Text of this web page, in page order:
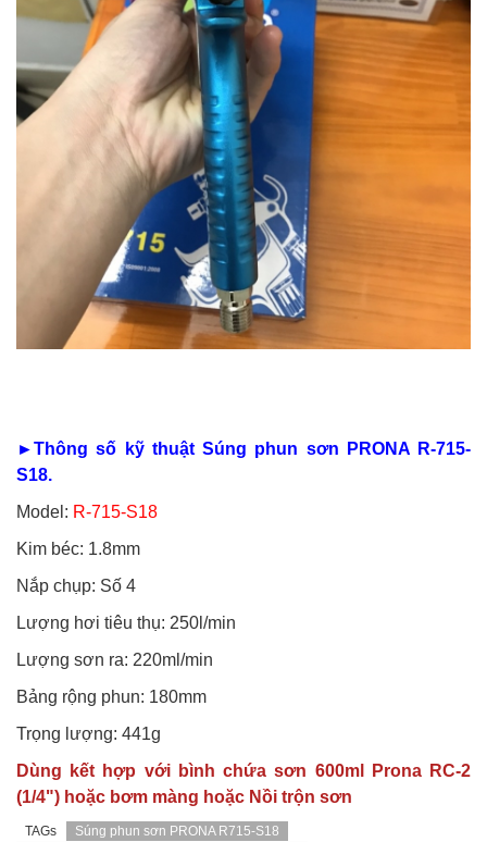
►Thông số kỹ thuật Súng phun sơn PRONA R-715-
S18.
Model: R-715-S18
Kim béc: 1.8mm
Nắp chụp: Số 4
Lượng hơi tiêu thụ: 250l/min
Lượng sơn ra: 220ml/min
Bảng rộng phun: 180mm
Trọng lượng: 441g
Dùng kết hợp với bình chứa sơn 600ml Prona RC-2
(1/4") hoặc bơm màng hoặc Nồi trộn sơn
TAGs
Súng phun sơn PRONA R715-S18